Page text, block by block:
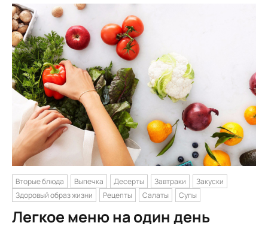
Вторые блюда Выпечка Десерты Завтраки
Закуски
Здоровый образ жизни
Рецепты Салаты Супы
Легкое меню на один день